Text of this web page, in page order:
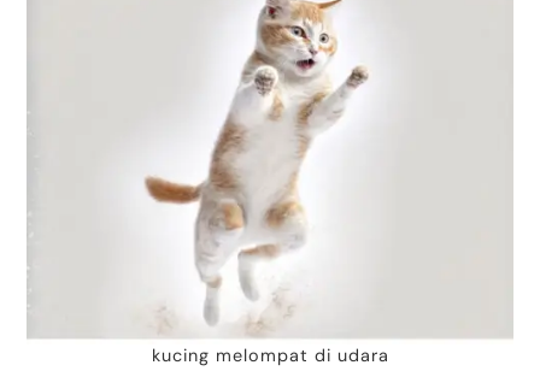
kucing melompat di udara